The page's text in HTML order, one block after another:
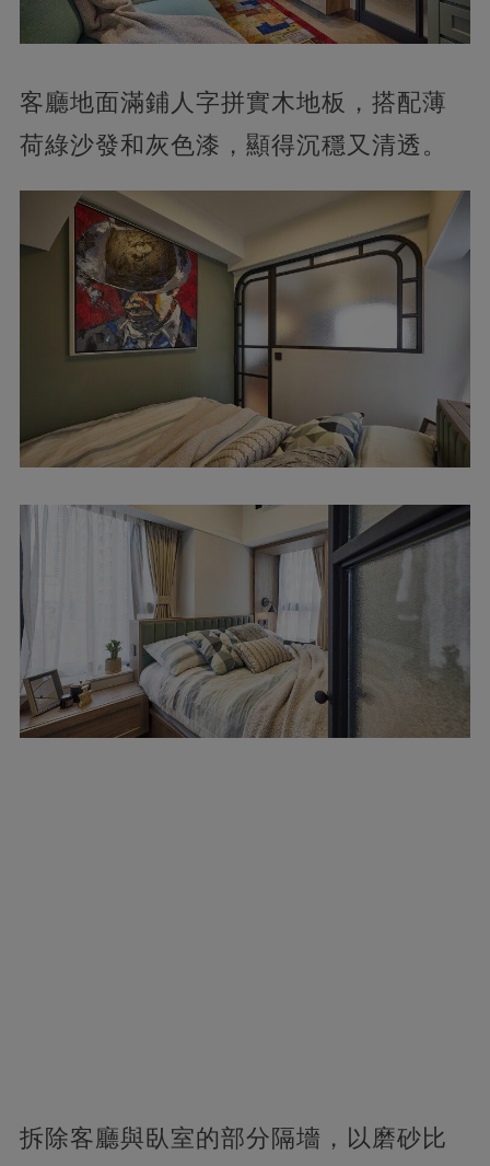
客廳地面滿鋪人字拼實木地板，搭配薄
荷綠沙發和灰色漆，顯得沉穩又清透。
拆除客廳與臥室的部分隔墻，以磨砂比